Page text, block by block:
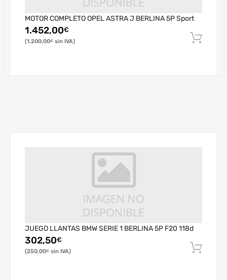
MOTOR COMPLETO OPEL ASTRA J BERLINA 5P Sport
1.452,00€
1.200,00€
JUEGO LLANTAS BMW SERIE 1 BERLINA 5P F20 118d
302,50€
250,00€